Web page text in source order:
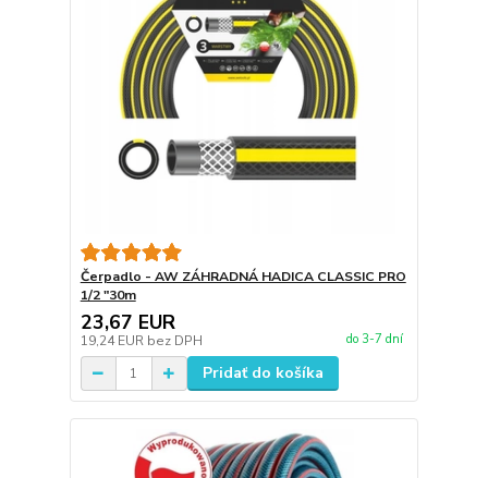
Čerpadlo - AW ZÁHRADNÁ HADICA CLASSIC PRO
1/2 "30m
23,67 EUR
19,24 EUR bez DPH do 3-7 dní
Pridať do košíka